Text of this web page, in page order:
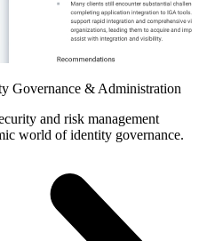
Governance & Administration
and risk management
world of identity governance.